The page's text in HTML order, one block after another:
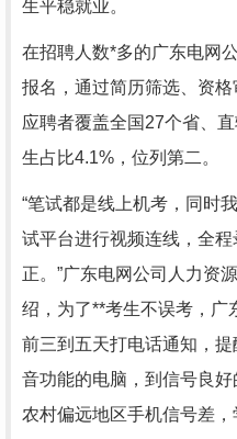
生平稳就业。
在招聘人数*多的广东电网
报名，通过简历筛选、资格
应聘者覆盖全国27个省、
生占比4.1%，位列第二。
“笔试都是线上机考，同时
试平台进行视频连线，全
正。”广东电网公司人力资
绍，为了**考生不误考，广
前三到五天打电话通知，
音功能的电脑，到信号良
农村偏远地区手机信号差